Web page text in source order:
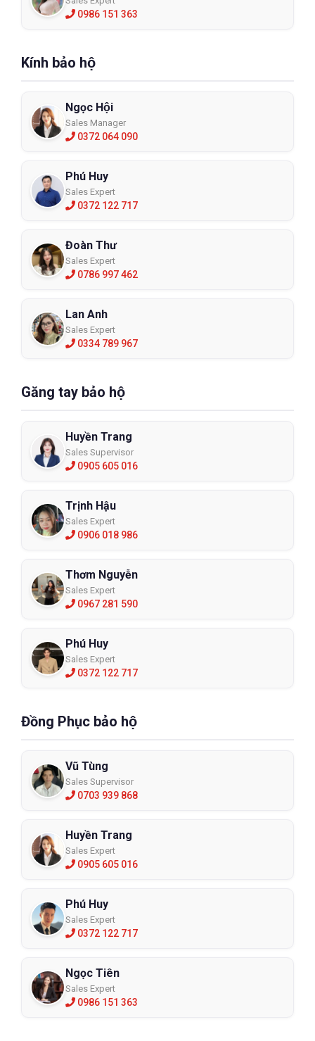
0986 151 363
Kính bảo hộ
Ngọc Hội
Sales Manager
0372 064 090
Phú Huy
Sales Expert
0372 122 717
Đoàn Thư
Sales Expert
0786 997 462
Lan Anh
Sales Expert
0334 789 967
Găng tay bảo hộ
Huyền Trang
Sales Supervisor
0905 605 016
Trịnh Hậu
Sales Expert
0906 018 986
Thơm Nguyễn
Sales Expert
0967 281 590
Phú Huy
Sales Expert
0372 122 717
Đồng Phục bảo hộ
Vũ Tùng
Sales Supervisor
0703 939 868
Huyền Trang
Sales Expert
0905 605 016
Phú Huy
Sales Expert
0372 122 717
Ngọc Tiên
Sales Expert
0986 151 363